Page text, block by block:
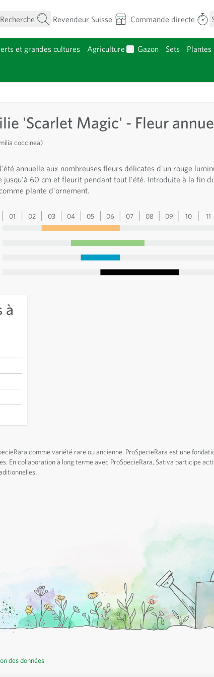
Recherche
Revendeur Suisse Commande directe
et grandes cultures
Agriculture
Gazon Sets
'Scarlet Magic' - Fleur
coccinea)
annuelle aux nombreuses fleurs délicates d'un rouge
jusqu'à 60 cm et fleurit pendant tout l'été. Introduite à la fin
plante d'ornement.
01 02 03 04 05 06 07 08 09 10 11
à
comme variété rare ou ancienne. ProSpecieRara est une
En collaboration à long terme avec ProSpecieRara, Sativa participe
des données